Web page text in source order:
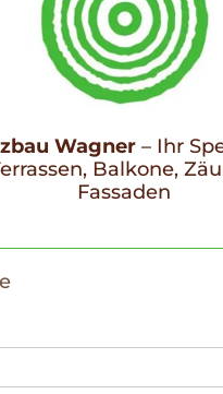
Wagner – Ihr
Balkone,
Fassaden